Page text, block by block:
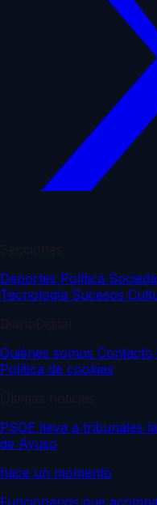
Deportes Política
Tecnología Sucesos
Quiénes somos Contacto
Política de cookies
PSOE lleva a tribunales
de Ayuso
hace un momento